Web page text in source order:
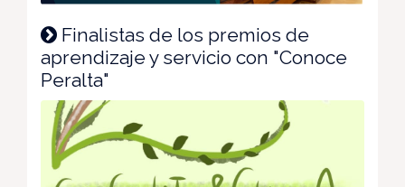
Finalistas de los premios de
aprendizaje y servicio con "Conoce
Peralta"